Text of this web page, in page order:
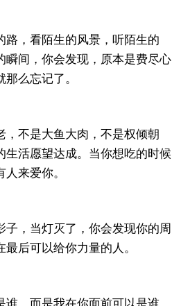
路，看陌生的风景，听陌生的
瞬间，你会发现，原本是费尽心
么忘记了。
，不是大鱼大肉，不是权倾朝
生活愿望达成。当你想吃的时候
来爱你。
子，当灯灭了，你会发现你的周
后可以给你力量的人。